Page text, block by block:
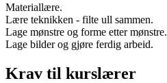
Materiallære.
Lære teknikken - filte ull sammen.
Lage mønstre og forme etter mønstre.
Lage bilder og gjøre ferdig arbeid.
Krav til kurslærer